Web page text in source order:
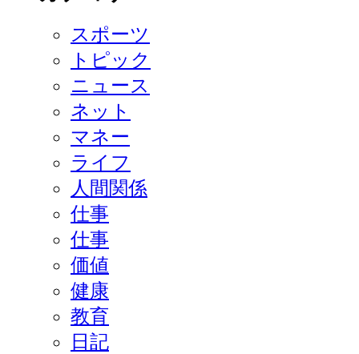
スポーツ
トピック
ニュース
ネット
マネー
ライフ
人間関係
仕事
仕事
価値
健康
教育
日記